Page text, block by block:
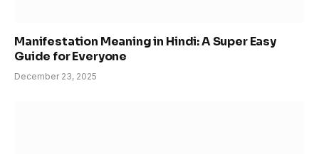
Manifestation Meaning in Hindi: A Super Easy
Guide for Everyone
December 23, 2025